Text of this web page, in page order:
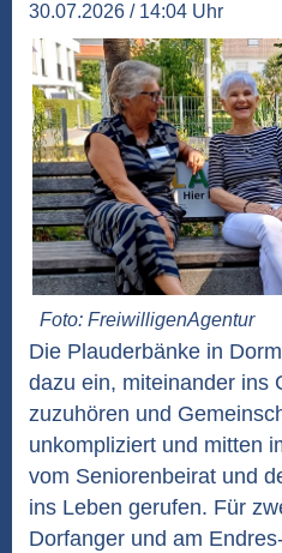
30.07.2026 / 14:04 Uhr
Foto: FreiwilligenAgentur
Die Plauderbänke in
dazu ein, miteinander ins
zuzuhören und
unkompliziert und mitten
vom Seniorenbeirat und
ins Leben gerufen. Für
Dorfanger und am